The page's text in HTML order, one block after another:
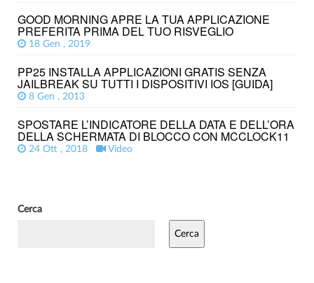
GOOD MORNING APRE LA TUA APPLICAZIONE
PREFERITA PRIMA DEL TUO RISVEGLIO
18 Gen , 2019
PP25 INSTALLA APPLICAZIONI GRATIS SENZA
JAILBREAK SU TUTTI I DISPOSITIVI IOS [GUIDA]
8 Gen , 2013
SPOSTARE L’INDICATORE DELLA DATA E DELL’ORA
DELLA SCHERMATA DI BLOCCO CON MCCLOCK11
24 Ott , 2018 Video
Cerca
Cerca